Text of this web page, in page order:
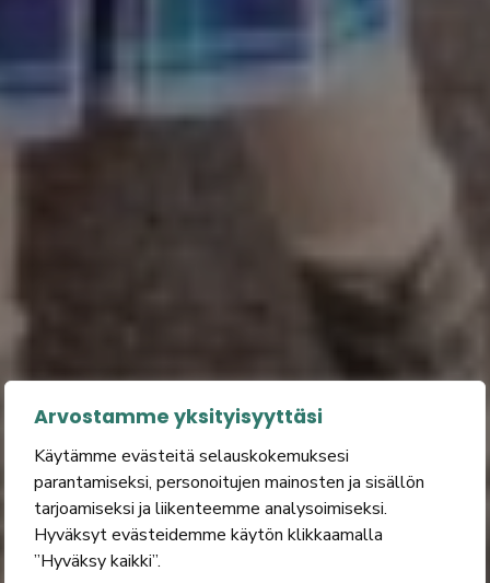
Arvostamme yksityisyyttäsi
Käytämme evästeitä selauskokemuksesi
parantamiseksi, personoitujen mainosten ja sisällön
tarjoamiseksi ja liikenteemme analysoimiseksi.
Hyväksyt evästeidemme käytön klikkaamalla
”Hyväksy kaikki”.